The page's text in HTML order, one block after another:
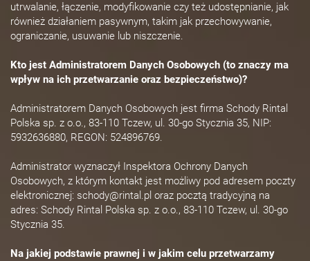
utrwalanie, łączenie, modyfikowanie czy też udostępnianie, jak
również działaniem pasywnym, takim jak przechowywanie,
ograniczanie, usuwanie lub niszczenie.
Kto jest Administratorem Danych Osobowych (to znaczy ma
wpływ na ich przetwarzanie oraz bezpieczeństwo)?
Administratorem Danych Osobowych jest firma Schody Rintal
Polska sp. z o.o., 83-110 Tczew, ul. 30-go Stycznia 35, NIP:
5932636880, REGON: 524896769.
Administrator wyznaczył Inspektora Ochrony Danych
Osobowych, z którym kontakt jest możliwy pod adresem poczty
elektronicznej: schody@rintal.pl oraz pocztą tradycyjną na
adres: Schody Rintal Polska sp. z o.o., 83-110 Tczew, ul. 30-go
Stycznia 35.
Na jakiej podstawie prawnej i w jakim celu przetwarzamy